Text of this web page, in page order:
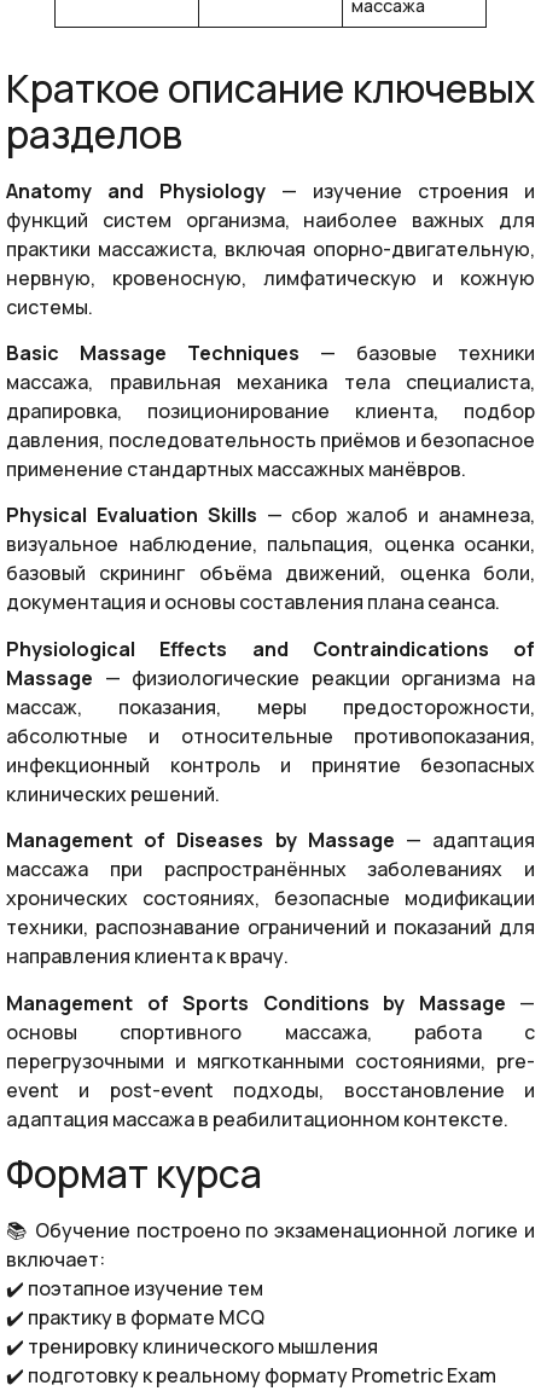
массажа
Краткое описание ключевых
разделов
Anatomy and Physiology — изучение строения и
функций систем организма, наиболее важных для
практики массажиста, включая опорно-двигательную,
нервную, кровеносную, лимфатическую и кожную
системы.
Basic Massage Techniques — базовые техники
массажа, правильная механика тела специалиста,
драпировка, позиционирование клиента, подбор
давления, последовательность приёмов и безопасное
применение стандартных массажных манёвров.
Physical Evaluation Skills — сбор жалоб и анамнеза,
визуальное наблюдение, пальпация, оценка осанки,
базовый скрининг объёма движений, оценка боли,
документация и основы составления плана сеанса.
Physiological Effects and Contraindications of
Massage — физиологические реакции организма на
массаж, показания, меры предосторожности,
абсолютные и относительные противопоказания,
инфекционный контроль и принятие безопасных
клинических решений.
Management of Diseases by Massage — адаптация
массажа при распространённых заболеваниях и
хронических состояниях, безопасные модификации
техники, распознавание ограничений и показаний для
направления клиента к врачу.
Management of Sports Conditions by Massage —
основы спортивного массажа, работа с
перегрузочными и мягкотканными состояниями, pre-
event и post-event подходы, восстановление и
адаптация массажа в реабилитационном контексте.
Формат курса
📚 Обучение построено по экзаменационной логике и
включает:
✔️ поэтапное изучение тем
✔️ практику в формате MCQ
✔️ тренировку клинического мышления
✔️ подготовку к реальному формату Prometric Exam